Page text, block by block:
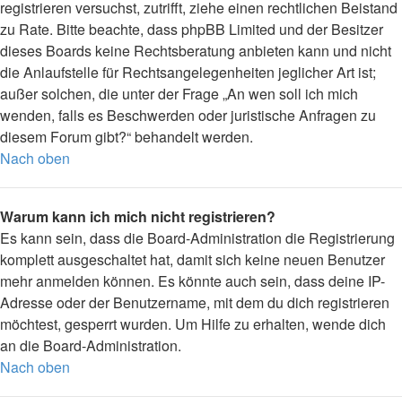
registrieren versuchst, zutrifft, ziehe einen rechtlichen Beistand
zu Rate. Bitte beachte, dass phpBB Limited und der Besitzer
dieses Boards keine Rechtsberatung anbieten kann und nicht
die Anlaufstelle für Rechtsangelegenheiten jeglicher Art ist;
außer solchen, die unter der Frage „An wen soll ich mich
wenden, falls es Beschwerden oder juristische Anfragen zu
diesem Forum gibt?“ behandelt werden.
Nach oben
Warum kann ich mich nicht registrieren?
Es kann sein, dass die Board-Administration die Registrierung
komplett ausgeschaltet hat, damit sich keine neuen Benutzer
mehr anmelden können. Es könnte auch sein, dass deine IP-
Adresse oder der Benutzername, mit dem du dich registrieren
möchtest, gesperrt wurden. Um Hilfe zu erhalten, wende dich
an die Board-Administration.
Nach oben